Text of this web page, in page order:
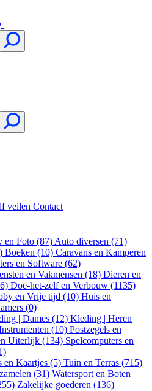
veilen Contact
en Foto (87) Auto diversen (71)
Boeken (10) Caravans en Kamperen
en Software (62)
en Vakmensen (18) Dieren en
Doe-het-zelf en Verbouw (1135)
en Vrije tijd (10) Huis en
(0)
| Dames (12) Kleding | Heren
(10) Postzegels en
Uiterlijk (134) Spelcomputers en
en Kaartjes (5) Tuin en Terras (715)
(31) Watersport en Boten
Zakelijke goederen (136)